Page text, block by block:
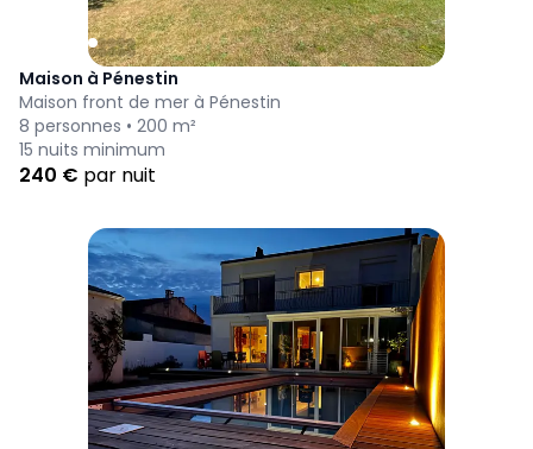
Maison à Pénestin
Maison front de mer à Pénestin
8 personnes • 200 m²
15 nuits minimum
240 € par nuit